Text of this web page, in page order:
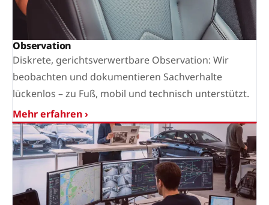
Observation
Diskrete, gerichtsverwertbare Observation: Wir
beobachten und dokumentieren Sachverhalte
lückenlos – zu Fuß, mobil und technisch unterstützt.
Mehr erfahren ›